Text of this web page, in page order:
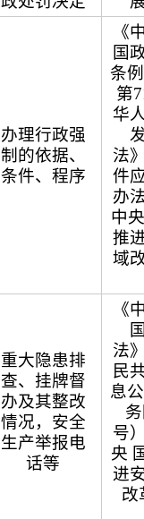
办理行政强
制的依据、
条件、程序
《
国
条
第
华
法
件
办
中
推
域
重大隐患排
查、挂牌督
办及其整改
情况，安全
生产举报电
话等
《
法
民
息
号
央
进
改